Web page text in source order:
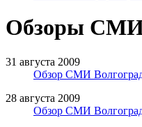
Обзоры
31 августа 2009
Обзор СМИ
28 августа 2009
Обзор СМИ